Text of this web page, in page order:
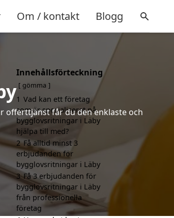
Om / kontakt Blogg
offerttjänst får du den enklaste och
Innehållsförteckning
gömma
1 Vad kan ett företag
som är specialiserat på
bygglovsritningar i Läby
hjälpa till med?
2 Få alltid minst 3
erbjudanden för
bygglovsritningar i Läby
3 Få 3 erbjudanden för
bygglovsritningar i Läby
från professionella
företag